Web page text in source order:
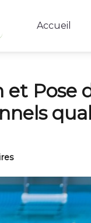
Accueil
Pose